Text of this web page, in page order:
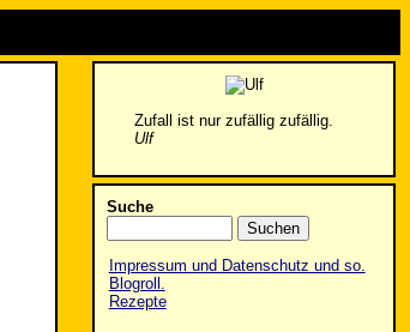
Zufall ist nur zufällig zufällig.
Ulf
Suche
Impressum und Datenschutz und so.
Blogroll.
Rezepte